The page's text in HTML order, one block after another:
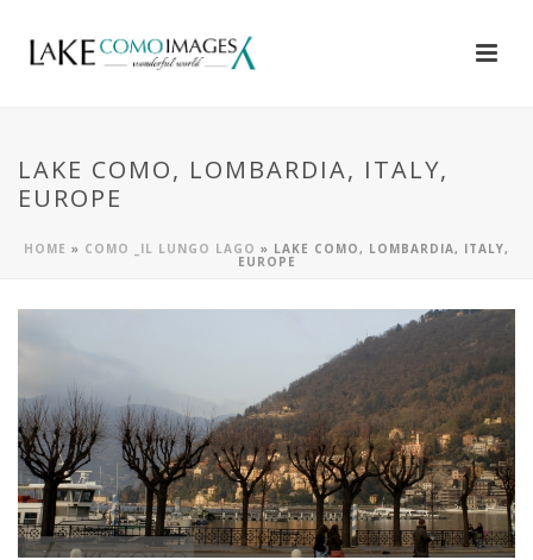
LAKE COMO, LOMBARDIA, ITALY,
EUROPE
HOME » COMO _IL LUNGO LAGO » LAKE COMO, LOMBARDIA, ITALY,
EUROPE